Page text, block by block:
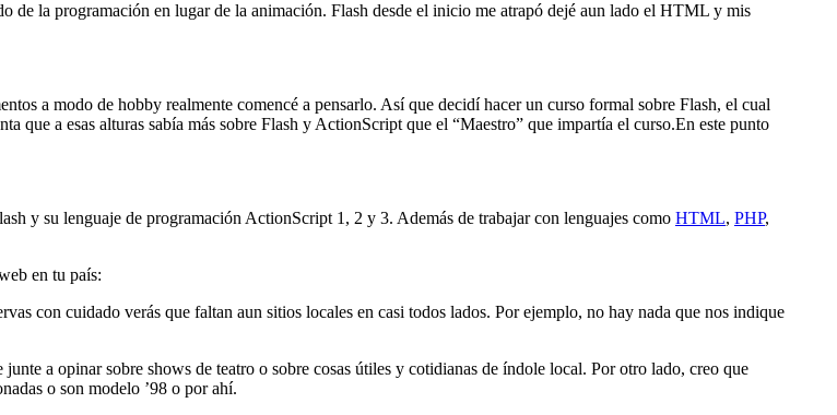
de la programación en lugar de la animación. Flash desde el inicio me atrapó dejé aun lado el HTML y mis
a modo de hobby realmente comencé a pensarlo. Así que decidí hacer un curso formal sobre Flash, el cual
que a esas alturas sabía más sobre Flash y ActionScript que el “Maestro” que impartía el curso.En este punto
y su lenguaje de programación ActionScript 1, 2 y 3. Además de trabajar con lenguajes como HTML, PHP,
en tu país:
con cuidado verás que faltan aun sitios locales en casi todos lados. Por ejemplo, no hay nada que nos indique
a opinar sobre shows de teatro o sobre cosas útiles y cotidianas de índole local. Por otro lado, creo que
o son modelo ’98 o por ahí.